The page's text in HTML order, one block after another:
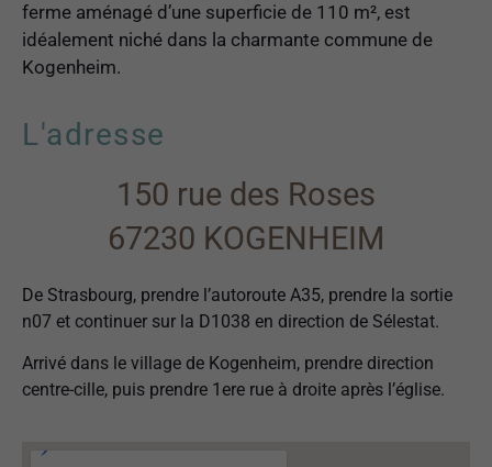
ferme aménagé d’une superficie de 110 m², est
idéalement niché dans la charmante commune de
Kogenheim.
L'adresse
150 rue des Roses
67230 KOGENHEIM
De Strasbourg, prendre l’autoroute A35, prendre la sortie
n07 et continuer sur la D1038 en direction de Sélestat.
Arrivé dans le village de Kogenheim, prendre direction
centre-cille, puis prendre 1ere rue à droite après l’église.
sont pas
facultatifs. Ils
nécessaires au
fonctionnement